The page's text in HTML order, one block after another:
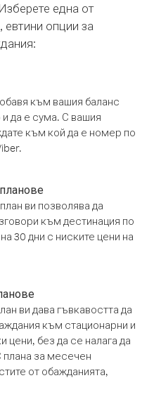
една от
евтини опции за
към вашия баланс
и да е сума. С вашия
към кой да е номер по
ви позволява да
към дестинация по
30 дни с ниските цени на
ви дава гъвкавостта да
към стационарни и
цени, без да се налага да
плана за месечен
от обажданията,